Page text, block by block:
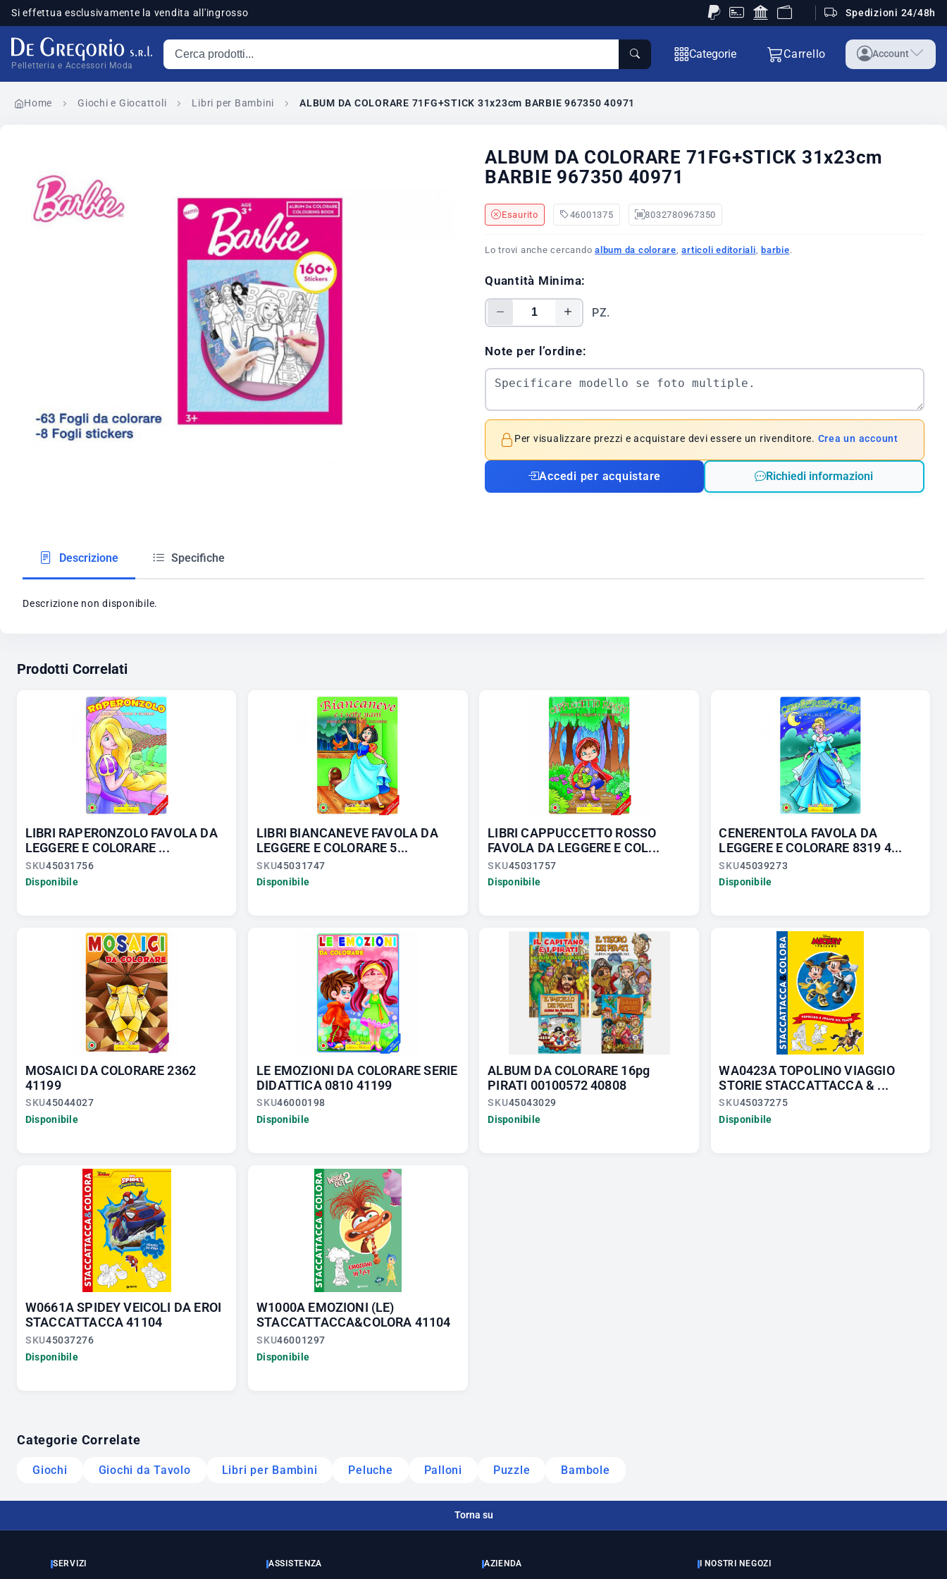
Si effettua esclusivamente la vendita all'ingrosso Spedizioni 24/48h
Pelletteria e Accessori Moda
Cerca prodotti
Categorie Carrello Account
Home Giochi e Giocattoli Libri per Bambini ALBUM DA COLORARE 71FG+STICK 31x23cm BARBIE 967350 40971
ALBUM DA COLORARE 71FG+STICK 31x23cm
BARBIE 967350 40971
Esaurito 46001375 8032780967350
Lo trovi anche cercando album da colorare ,articoli editoriali barbie.
Quantità Minima:
PZ.
Note per l’ordine:
Per visualizzare prezzi e acquistare devi essere un rivenditore. Crea un account
Accedi per acquistare Richiedi informazioni
Descrizione Specifiche
Descrizione non disponibile.
Prodotti Correlati
LIBRI RAPERONZOLO FAVOLA DA
LEGGERE E COLORARE ...
SKU45031756
Disponibile
LIBRI BIANCANEVE FAVOLA DA
LEGGERE E COLORARE 5...
SKU45031747
Disponibile
LIBRI CAPPUCCETTO ROSSO
FAVOLA DA LEGGERE E COL...
SKU45031757
Disponibile
CENERENTOLA FAVOLA DA
LEGGERE E COLORARE 8319 4...
SKU45039273
Disponibile
MOSAICI DA COLORARE 2362
41199
SKU45044027
Disponibile
LE EMOZIONI DA COLORARE SERIE
DIDATTICA 0810 41199
SKU46000198
Disponibile
ALBUM DA COLORARE 16pg
PIRATI 00100572 40808
SKU45043029
Disponibile
WA0423A TOPOLINO VIAGGIO
STORIE STACCATTACCA & ...
SKU45037275
Disponibile
W0661A SPIDEY VEICOLI DA EROI
STACCATTACCA 41104
SKU45037276
Disponibile
W1000A EMOZIONI (LE)
STACCATTACCA&COLORA 41104
SKU46001297
Disponibile
Categorie Correlate
Giochi Giochi da Tavolo Libri per Bambini Peluche Palloni Puzzle Bambole
Torna su
SERVIZI ASSISTENZA AZIENDA I NOSTRI NEGOZI